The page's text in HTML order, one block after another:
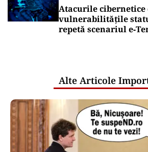
Atacurile cibernetice
vulnerabilitățile
repetă scenariul
Alte Articole